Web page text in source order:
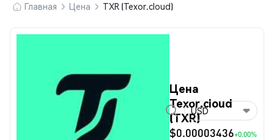
Главная Цена TXR (Texor.cloud)
Цена
Texor.cloud
(TXR)
$0.00003436+0.00%
USD